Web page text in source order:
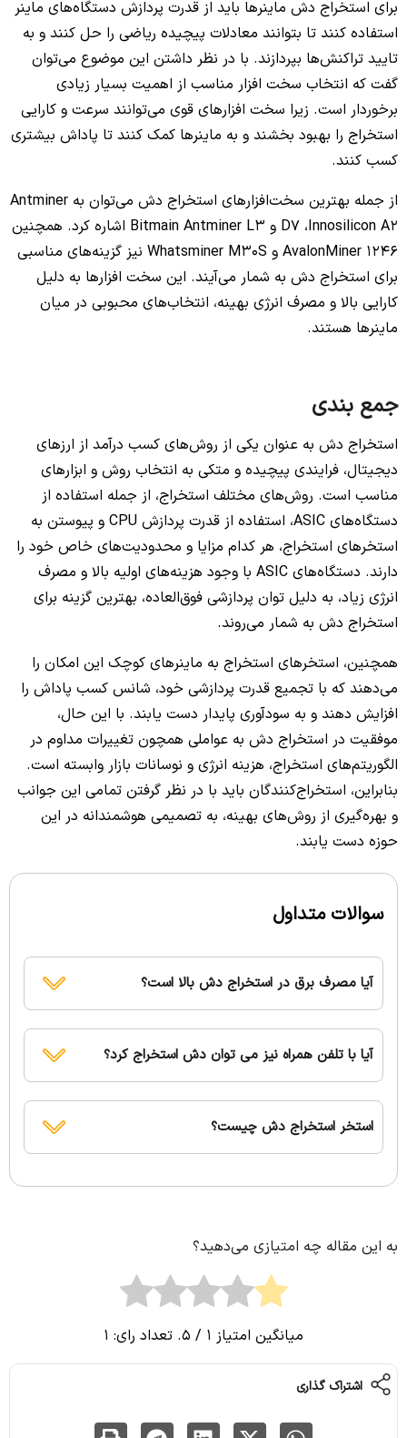
برای استخراج دش ماینرها باید از قدرت پردازش دستگاه‌های ماینر
استفاده کنند تا بتوانند معادلات پیچیده ریاضی را حل کنند و به
تایید تراکنش‌ها بپردازند. با در نظر داشتن این موضوع می‌توان
گفت که انتخاب سخت افزار مناسب از اهمیت بسیار زیادی
برخوردار است. زیرا سخت افزارهای قوی می‌توانند سرعت و کارایی
استخراج را بهبود بخشند و به ماینرها کمک کنند تا پاداش بیشتری
کسب کنند.
از جمله بهترین سخت‌افزارهای استخراج دش می‌توان به Antminer
D7 ،Innosilicon A2 و Bitmain Antminer L3 اشاره کرد. همچنین
AvalonMiner 1246 و Whatsminer M30S نیز گزینه‌های مناسبی
برای استخراج دش به شمار می‌آیند. این سخت‌ افزارها به دلیل
کارایی بالا و مصرف انرژی بهینه، انتخاب‌های محبوبی در میان
ماینرها هستند.
جمع بندی
استخراج دش به عنوان یکی از روش‌های کسب درآمد از ارزهای
دیجیتال، فرایندی پیچیده و متکی به انتخاب روش و ابزارهای
مناسب است. روش‌های مختلف استخراج، از جمله استفاده از
دستگاه‌های ASIC، استفاده از قدرت پردازش CPU و پیوستن به
استخرهای استخراج، هر کدام مزایا و محدودیت‌های خاص خود را
دارند. دستگاه‌های ASIC با وجود هزینه‌های اولیه بالا و مصرف
انرژی زیاد، به دلیل توان پردازشی فوق‌العاده، بهترین گزینه برای
استخراج دش به شمار می‌روند.
همچنین، استخرهای استخراج به ماینرهای کوچک این امکان را
می‌دهند که با تجمیع قدرت پردازشی خود، شانس کسب پاداش را
افزایش دهند و به سودآوری پایدار دست یابند. با این حال،
موفقیت در استخراج دش به عواملی همچون تغییرات مداوم در
الگوریتم‌های استخراج، هزینه انرژی و نوسانات بازار وابسته است.
بنابراین، استخراج‌کنندگان باید با در نظر گرفتن تمامی این جوانب
و بهره‌گیری از روش‌های بهینه، به تصمیمی هوشمندانه در این
حوزه دست یابند.
سوالات متداول
آیا مصرف برق در استخراج دش بالا است؟
آیا با تلفن همراه نیز می توان دش استخراج کرد؟
استخر استخراج دش چیست؟
به این مقاله چه امتیازی می‌دهید؟
میانگین امتیاز 1 / 5. تعداد رای: 1
اشتراک گذاری